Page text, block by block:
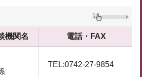
機関名 電話・FAX
TEL:0742-27-9854